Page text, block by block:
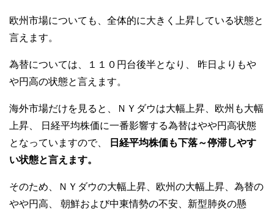
欧州市場についても、全体的に大きく上昇している状態と
言えます。
為替については、１１０円台後半となり、
昨日よりもや
や円高の状態と言えます。
海外市場だけを見ると、ＮＹダウは大幅上昇、欧州も大幅
上昇、
日経平均株価に一番影響する為替はやや円高状態
となっていますので、
日経平均株価も下落～停滞しやす
い状態と言えます。
そのため、ＮＹダウの大幅上昇、欧州の大幅上昇、為替の
やや円高、
朝鮮および中東情勢の不安、新型肺炎の懸